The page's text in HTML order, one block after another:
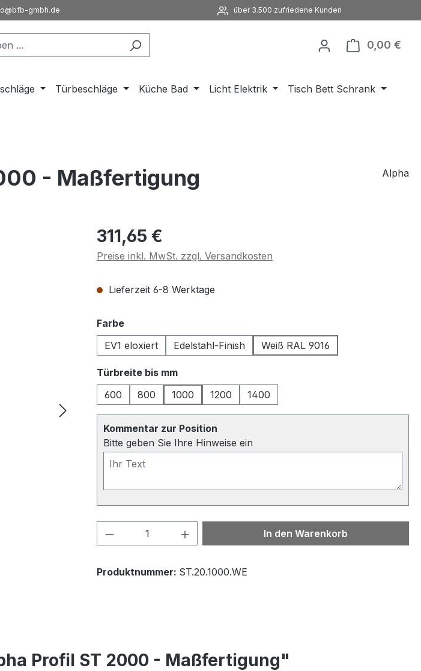
gmbh.de über 3.500 zufriedene Kunden
0,00 €
Türbeschläge Küche Bad Licht Elektrik
Tisch Bett Schrank
- Maßfertigung Alpha
Regulärer Preis:
311,65 €
Preise inkl. MwSt. zzgl. Versandkosten
Lieferzeit 6-8 Werktage
Farbeauswählen
EV1 eloxiert
Edelstahl-Finish Weiß RAL 9016
Türbreite bis mmauswählen
600
800 1000 1200 1400
Kommentar zur Position
Bitte geben Sie Ihre Hinweise ein
Produkt Anzahl: Gib den gewünschten Wert
In den Warenkorb
Produktnummer: ST.20.1000.WE
Profil ST 2000 - Maßfertigung"